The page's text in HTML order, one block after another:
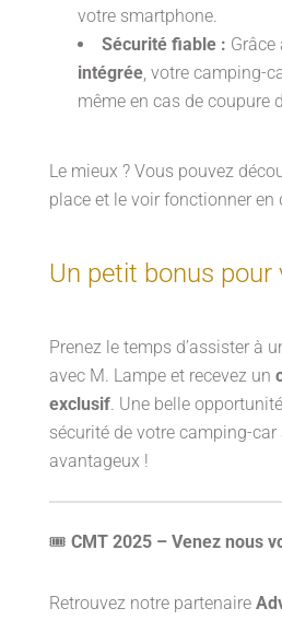
votre smartphone.
Sécurité fiable : Grâce
intégrée, votre camping-
même en cas de coupure
Le mieux ? Vous pouvez
place et le voir fonctionner en
Un petit bonus pour
Prenez le temps d’assister à
avec M. Lampe et recevez un
exclusif. Une belle
sécurité de votre camping-car
avantageux !
🎟 CMT 2025 – Venez nous
Retrouvez notre partenaire